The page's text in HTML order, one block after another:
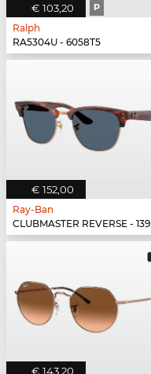
€ 103,20 P
Ralph
RA5304U - 6058T5
€ 152,00
Ray-Ban
CLUBMASTER REVERSE - 13983A
€ 143,20